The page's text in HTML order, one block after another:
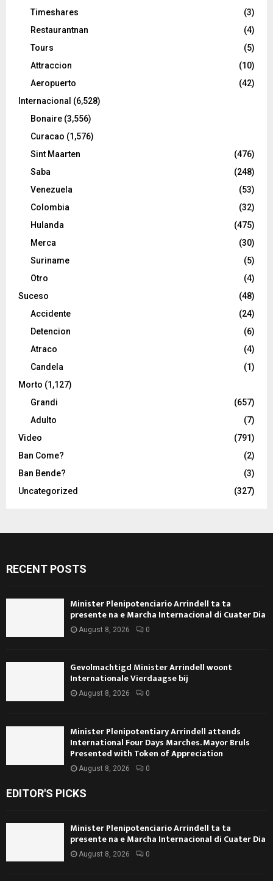
Timeshares
(3)
Restaurantnan
(4)
Tours
(5)
Attraccion
(10)
Aeropuerto
(42)
Internacional (6,528)
Bonaire (3,556)
Curacao (1,576)
Sint Maarten
(476)
Saba
(248)
Venezuela
(53)
Colombia
(32)
Hulanda
(475)
Merca
(30)
Suriname
(5)
Otro
(4)
Suceso
(48)
Accidente
(24)
Detencion
(6)
Atraco
(4)
Candela
(1)
Morto (1,127)
Grandi
(657)
Adulto
(7)
Video
(791)
Ban Come?
(2)
Ban Bende?
(3)
Uncategorized
(327)
RECENT POSTS
Minister Plenipotenciario Arrindell ta ta
presente na e Marcha Internacional di Cuater Dia
August 8, 2026 0
Gevolmachtigd Minister Arrindell woont
Internationale Vierdaagse bij
August 8, 2026 0
Minister Plenipotentiary Arrindell attends
International Four Days Marches. Mayor Bruls
Presented with Token of Appreciation
August 8, 2026 0
EDITOR'S PICKS
Minister Plenipotenciario Arrindell ta ta
presente na e Marcha Internacional di Cuater Dia
August 8, 2026 0